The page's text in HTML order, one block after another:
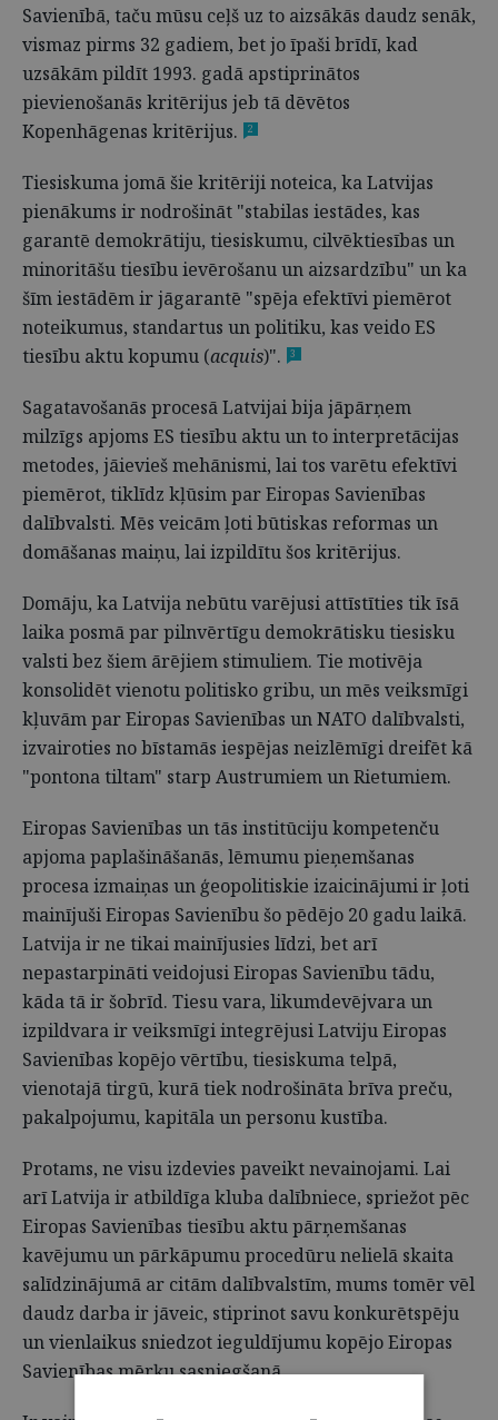
Savienībā, taču mūsu ceļš uz to aizsākās daudz senāk,
vismaz pirms 32 gadiem, bet jo īpaši brīdī, kad
uzsākām pildīt 1993. gadā apstiprinātos
pievienošanās kritērijus jeb tā dēvētos
Kopenhāgenas kritērijus.
2
Tiesiskuma jomā šie kritēriji noteica, ka Latvijas
pienākums ir nodrošināt "stabilas iestādes, kas
garantē demokrātiju, tiesiskumu, cilvēktiesības un
minoritāšu tiesību ievērošanu un aizsardzību" un ka
šīm iestādēm ir jāgarantē "spēja efektīvi piemērot
noteikumus, standartus un politiku, kas veido ES
tiesību aktu kopumu (acquis)". 3
Sagatavošanās procesā Latvijai bija jāpārņem
milzīgs apjoms ES tiesību aktu un to interpretācijas
metodes, jāievieš mehānismi, lai tos varētu efektīvi
piemērot, tiklīdz kļūsim par Eiropas Savienības
dalībvalsti. Mēs veicām ļoti būtiskas reformas un
domāšanas maiņu, lai izpildītu šos kritērijus.
Domāju, ka Latvija nebūtu varējusi attīstīties tik īsā
laika posmā par pilnvērtīgu demokrātisku tiesisku
valsti bez šiem ārējiem stimuliem. Tie motivēja
konsolidēt vienotu politisko gribu, un mēs veiksmīgi
kļuvām par Eiropas Savienības un NATO dalībvalsti,
izvairoties no bīstamās iespējas neizlēmīgi dreifēt kā
"pontona tiltam" starp Austrumiem un Rietumiem.
Eiropas Savienības un tās institūciju kompetenču
apjoma paplašināšanās, lēmumu pieņemšanas
procesa izmaiņas un ģeopolitiskie izaicinājumi ir ļoti
mainījuši Eiropas Savienību šo pēdējo 20 gadu laikā.
Latvija ir ne tikai mainījusies līdzi, bet arī
nepastarpināti veidojusi Eiropas Savienību tādu,
kāda tā ir šobrīd. Tiesu vara, likumdevējvara un
izpildvara ir veiksmīgi integrējusi Latviju Eiropas
Savienības kopējo vērtību, tiesiskuma telpā,
vienotajā tirgū, kurā tiek nodrošināta brīva preču,
pakalpojumu, kapitāla un personu kustība.
Protams, ne visu izdevies paveikt nevainojami. Lai
arī Latvija ir atbildīga kluba dalībniece, spriežot pēc
Eiropas Savienības tiesību aktu pārņemšanas
kavējumu un pārkāpumu procedūru nelielā skaita
salīdzinājumā ar citām dalībvalstīm, mums tomēr vēl
daudz darba ir jāveic, stiprinot savu konkurētspēju
un vienlaikus sniedzot ieguldījumu kopējo Eiropas
Savienības mērķu sasniegšanā.